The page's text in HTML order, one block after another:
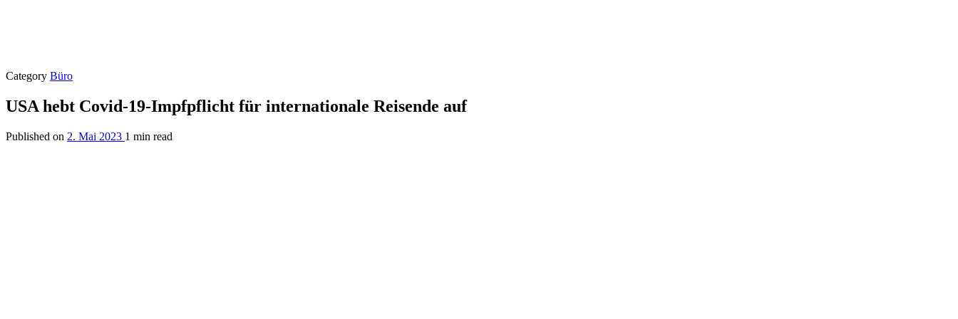
Category Büro
USA hebt Covid-19-Impfpflicht für internationale Reisende auf
Published on 2. Mai 2023 1 min read